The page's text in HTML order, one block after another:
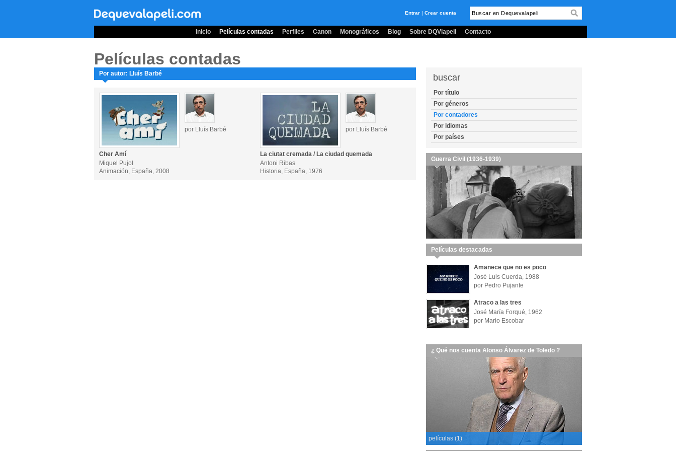
Entrar | Crear cuenta
Inicio Películas contadas Perfiles Canon Monográficos Blog Sobre DQVlapeli Contacto
Películas contadas
Por autor: Lluís Barbé
por Lluís Barbé
Cher Amí
Miquel Pujol
Animación, España, 2008
por Lluís Barbé
La ciutat cremada / La ciudad quemada
Antoni Ribas
Historia, España, 1976
buscar
Por título
Por géneros
Por contadores
Por idiomas
Por países
Guerra Civil (1936-1939)
Películas destacadas
Amanece que no es poco
José Luis Cuerda, 1988
por Pedro Pujante
Atraco a las tres
José María Forqué, 1962
por Mario Escobar
¿ Qué nos cuenta Alonso Álvarez de Toledo ?
películas (1)